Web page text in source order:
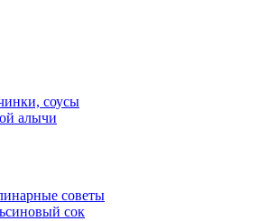
соусы
алычи
советы
сок